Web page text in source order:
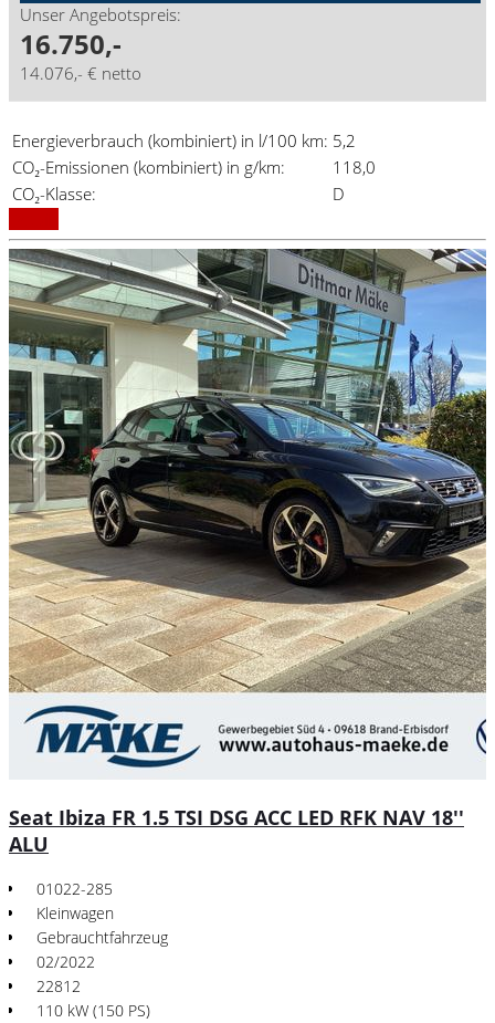
Unser Angebotspreis:
16.750,-
14.076,- € netto
Energieverbrauch (kombiniert) in l/100 km: 5,2
CO₂-Emissionen (kombiniert) in g/km:
118,0
CO₂-Klasse:
D
Seat Ibiza FR 1.5 TSI DSG ACC LED RFK NAV 18''
ALU
01022-285
Kleinwagen
Gebrauchtfahrzeug
02/2022
22812
110 kW (150 PS)